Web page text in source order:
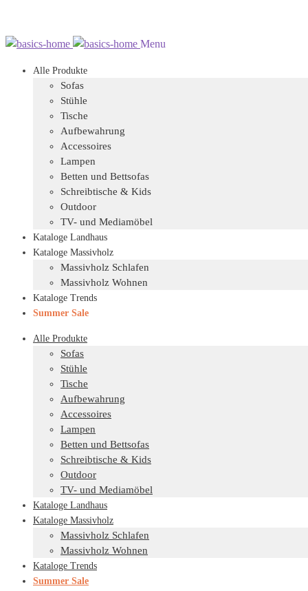
Zur
springen
Zum
springen
Menu
Alle Produkte
Sofas
Stühle
Tische
Aufbewahrung
Accessoires
Lampen
Betten und Bettsofas
Schreibtische & Kids
Outdoor
TV- und Mediamöbel
Kataloge Landhaus
Kataloge Massivholz
Massivholz Schlafen
Massivholz Wohnen
Kataloge Trends
Summer Sale
Alle Produkte
Sofas
Stühle
Tische
Aufbewahrung
Accessoires
Lampen
Betten und Bettsofas
Schreibtische & Kids
Outdoor
TV- und Mediamöbel
Kataloge Landhaus
Kataloge Massivholz
Massivholz Schlafen
Massivholz Wohnen
Kataloge Trends
Summer Sale